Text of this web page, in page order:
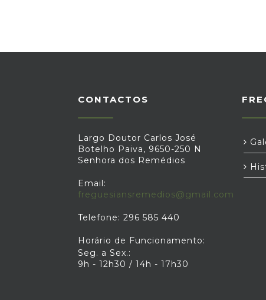
CONTACTOS
Largo Doutor Carlos José
Botelho Paiva, 9650-250 N
Senhora dos Remédios
Email:
freguesiansremedios@gmail.com
Telefone: 296 585 440
Horário de Funcionamento:
Seg. a Sex.:
9h - 12h30 / 14h - 17h30